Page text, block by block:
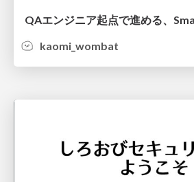
kaomi_wombat